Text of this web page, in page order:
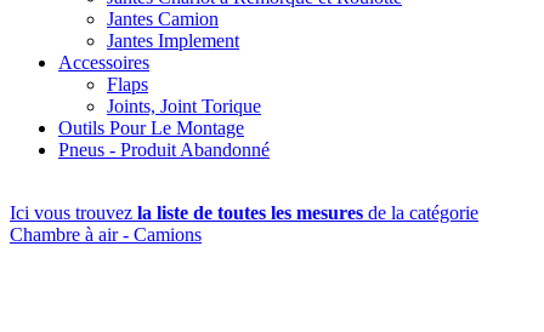
Jantes Camion
Jantes Implement
Accessoires
Flaps
Joints, Joint Torique
Outils Pour Le Montage
Pneus - Produit Abandonné
Ici vous trouvez la liste de toutes les mesures de la catégorie
Chambre à air - Camions